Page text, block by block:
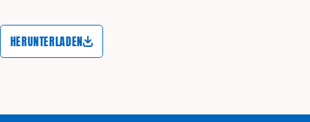
HERUNTERLADEN